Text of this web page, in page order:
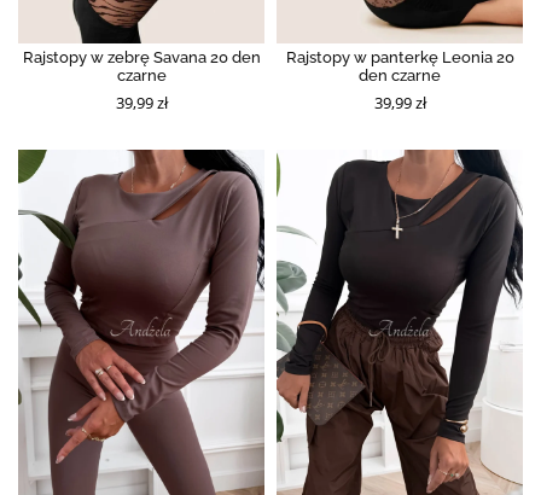
Rajstopy w zebrę Savana 20 den
czarne
39,99 zł
Rajstopy w panterkę Leonia 20
den czarne
39,99 zł